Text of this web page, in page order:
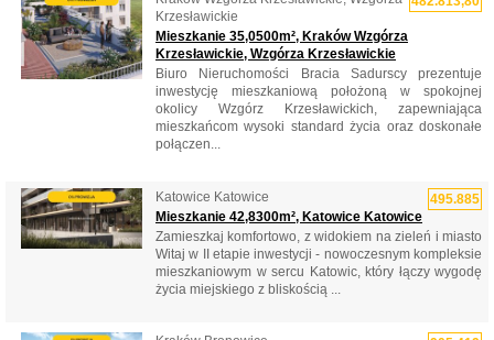
Krzesławickie
Mieszkanie 35,0500m², Kraków Wzgórza
Krzesławickie, Wzgórza Krzesławickie
Biuro Nieruchomości Bracia Sadurscy prezentuje
inwestycję mieszkaniową położoną w spokojnej
okolicy Wzgórz Krzesławickich, zapewniająca
mieszkańcom wysoki standard życia oraz doskonałe
połączen...
495.885
Katowice Katowice
Mieszkanie 42,8300m², Katowice Katowice
Zamieszkaj komfortowo, z widokiem na zieleń i miasto
Witaj w II etapie inwestycji - nowoczesnym kompleksie
mieszkaniowym w sercu Katowic, który łączy wygodę
życia miejskiego z bliskością ...